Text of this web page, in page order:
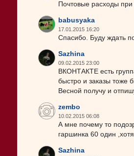
Почтовые расходы при
babusyaka
17.01.2015 16:20
Спасибо. Буду ждать
Sazhina
09.02.2015 23:00
ВКОНТАКТЕ есть
быстро и заказы тоже
Весной получу и
zembo
10.02.2015 06:08
А мне почему то
гаршинка 60 один
Sazhina